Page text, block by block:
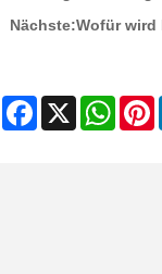
Nächste:Wofür wird
Facebook
X